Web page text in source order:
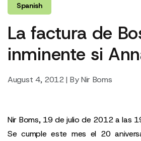
Spanish
La factura de
inminente si
August 4, 2012 | By Nir Boms
Nir Boms, 19 de julio de 2012 a las
Se cumple este mes el 20